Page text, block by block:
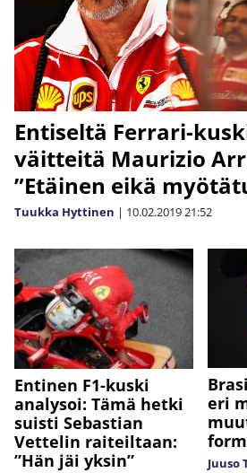
Entiseltä Ferrari-
väitteitä Maurizio
”Etäinen eikä
Tuukka Hyttinen | 10.02.201921:52
Entinen F1-kuski
analysoi: Tämä hetki
suisti Sebastian
Vettelin raiteiltaan:
”Hän jäi yksin”
eri
Juuso